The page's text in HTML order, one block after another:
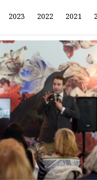
2023 2022 2021